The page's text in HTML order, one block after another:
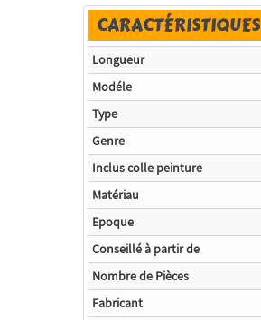
CARACTÉRISTIQUES
Longueur
Modéle
Type
Genre
Inclus colle peinture
Matériau
Epoque
Conseillé à partir de
Nombre de Pièces
Fabricant